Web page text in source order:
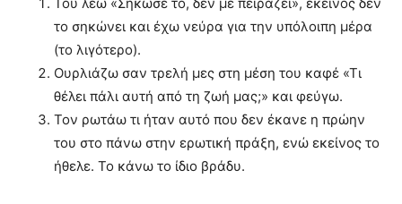
το σηκώνει και έχω νεύρα για την υπόλοιπη μέρα
(το λιγότερο).
Ουρλιάζω σαν τρελή μες στη μέση του καφέ «Τι
θέλει πάλι αυτή από τη ζωή μας;» και φεύγω.
Τον ρωτάω τι ήταν αυτό που δεν έκανε η πρώην
του στο πάνω στην ερωτική πράξη, ενώ εκείνος το
ήθελε. Το κάνω το ίδιο βράδυ.